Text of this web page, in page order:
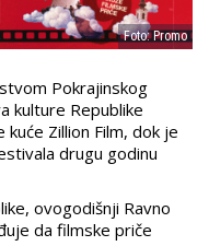
Foto: Promo
Pokrajinskog
kulture Republike
Zillion Film, dok je
drugu godinu
ovogodišnji Ravno
da filmske priče